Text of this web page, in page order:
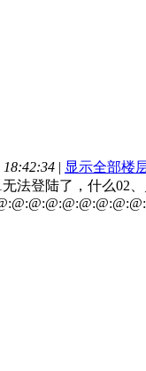
18:42:34 | 显示全部楼
法登陆了，什么02